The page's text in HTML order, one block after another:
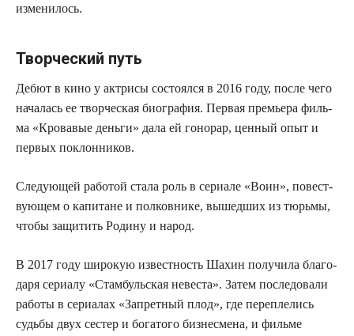
изменилось.
Творческий путь
Дебют в кино у актри­сы состо­ял­ся в 2016 году, после чего
нача­лась ее твор­че­ская био­гра­фия. Пер­вая пре­мье­ра филь­
ма «Кро­ва­вые день­ги» дала ей гоно­рар, цен­ный опыт и
пер­вых поклонников.
Сле­ду­ю­щей рабо­той ста­ла роль в сери­а­ле «Воин», повест­
ву­ю­щем о капи­тане и пол­ков­ни­ке, вышед­ших из тюрь­мы,
что­бы защи­тить Роди­ну и народ.
В 2017 году широ­кую извест­ность Шахин полу­чи­ла бла­го­
да­ря сери­а­лу «Стам­буль­ская неве­ста». Затем после­до­ва­ли
рабо­ты в сери­а­лах «Запрет­ный плод», где пере­пле­лись
судь­бы двух сестер и бога­то­го биз­не­сме­на, и филь­ме